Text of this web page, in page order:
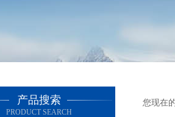
产品搜索
PRODUCT SEARCH
您现在